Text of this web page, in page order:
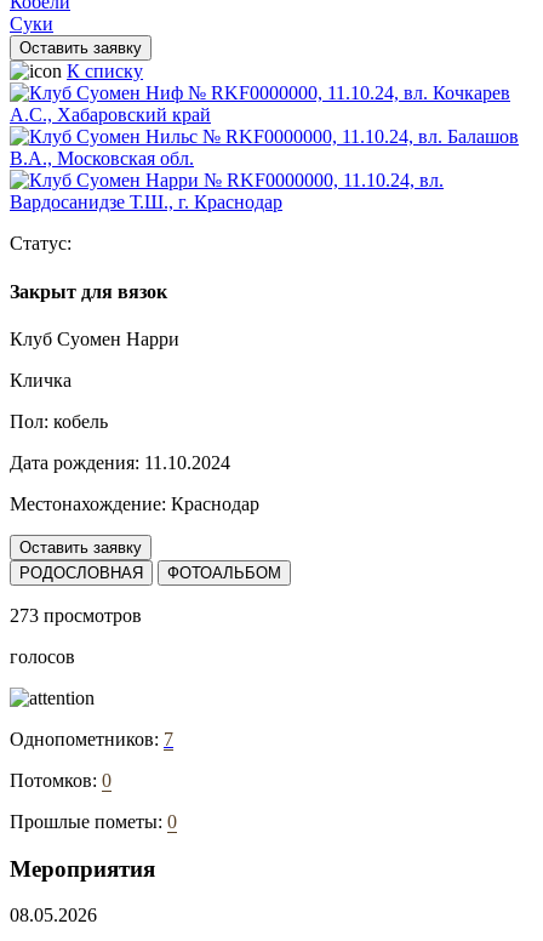
Суки
Оставить заявку
К списку
Статус:
Закрыт для вязок
Клуб Суомен Нарри
Кличка
Пол: кобель
Дата рождения: 11.10.2024
Местонахождение: Краснодар
Оставить заявку
РОДОСЛОВНАЯ
ФОТОАЛЬБОМ
273 просмотров
голосов
Однопометников: 7
Потомков: 0
Прошлые пометы: 0
Мероприятия
08.05.2026